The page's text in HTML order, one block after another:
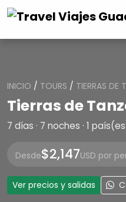
INICIO / TOURS / TIERRAS DE
Tierras de
7 días · 7 noches · 1
Desde$2,147USD por
Ver precios y salidas